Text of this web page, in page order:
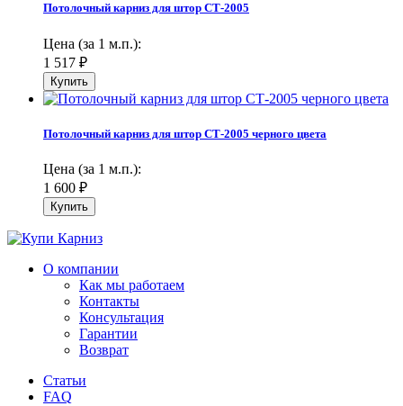
Потолочный карниз для штор СТ-2005
Цена (за 1 м.п.):
1 517 ₽
Потолочный карниз для штор СТ-2005 черного цвета
Цена (за 1 м.п.):
1 600 ₽
О компании
Как мы работаем
Контакты
Консультация
Гарантии
Возврат
Статьи
FAQ